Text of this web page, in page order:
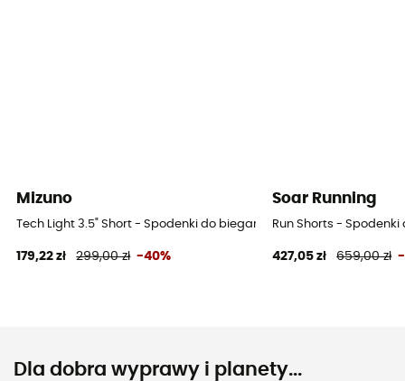
Mizuno
Tech Light 3.5" Short - Spodenki do biegania męskie
179,22 zł 299,00 zł -40%
Soar Running
Run Shorts -
427,05 zł 659,00 zł -
Dla dobra wyprawy i planety...